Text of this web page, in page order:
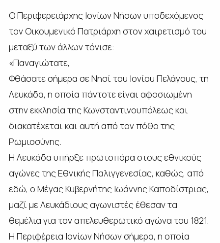
Ο Περιφερειάρχης Ιονίων Νήσων υποδεχόμενος
τον Οικουμενικό Πατριάρχη στον χαιρετισμό του
μεταξύ των άλλων τόνισε:
«Παναγιώτατε,
Φθάσατε σήμερα σε Νησί του Ιονίου Πελάγους, τη
Λευκάδα, η οποία πάντοτε είναι αφοσιωμένη
στην εκκλησία της Κωνσταντινουπόλεως και
διακατέχεται και αυτή από τον πόθο της
Ρωμιοσύνης.
Η Λευκάδα υπήρξε πρωτοπόρα στους εθνικούς
αγώνες της Εθνικής Παλιγγενεσίας, καθώς, από
εδώ, ο Μέγας Κυβερνήτης Ιωάννης Καποδίστριας,
μαζί με Λευκάδιους αγωνιστές έθεσαν τα
θεμέλια για τον απελευθερωτικό αγώνα του 1821.
Η Περιφέρεια Ιονίων Νήσων σήμερα, η οποία